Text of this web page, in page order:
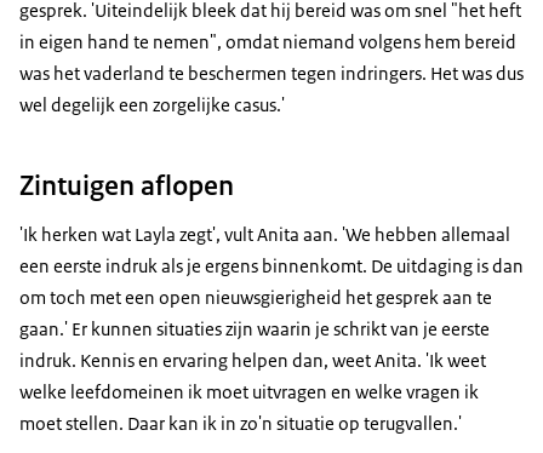
gesprek. 'Uiteindelijk bleek dat hij bereid was om snel "het heft
in eigen hand te nemen", omdat niemand volgens hem bereid
was het vaderland te beschermen tegen indringers. Het was dus
wel degelijk een zorgelijke casus.'
Zintuigen aflopen
'Ik herken wat Layla zegt', vult Anita aan. 'We hebben allemaal
een eerste indruk als je ergens binnenkomt. De uitdaging is dan
om toch met een open nieuwsgierigheid het gesprek aan te
gaan.' Er kunnen situaties zijn waarin je schrikt van je eerste
indruk. Kennis en ervaring helpen dan, weet Anita. 'Ik weet
welke leefdomeinen ik moet uitvragen en welke vragen ik
moet stellen. Daar kan ik in zo'n situatie op terugvallen.'